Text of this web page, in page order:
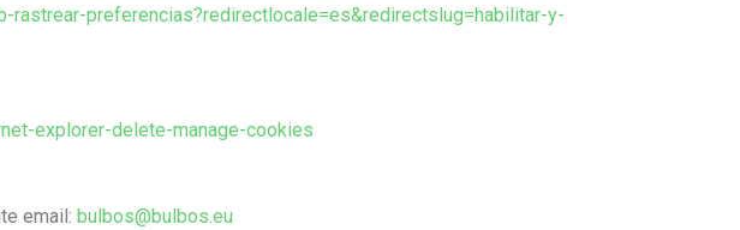
preferencias?redirectlocale=es&redirectslug=habilitar-y-
explorer-delete-manage-cookies
email: bulbos@bulbos.eu